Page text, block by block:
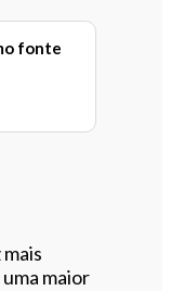
fonte
maior